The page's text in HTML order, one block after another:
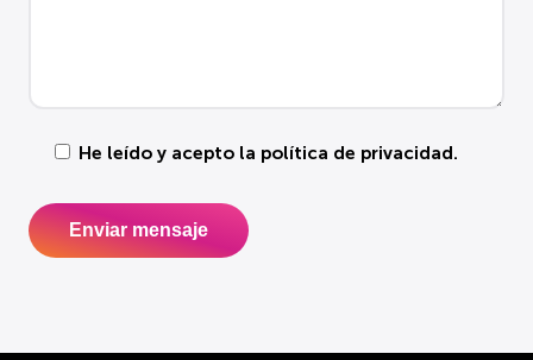
He leído y acepto la política de privacidad.